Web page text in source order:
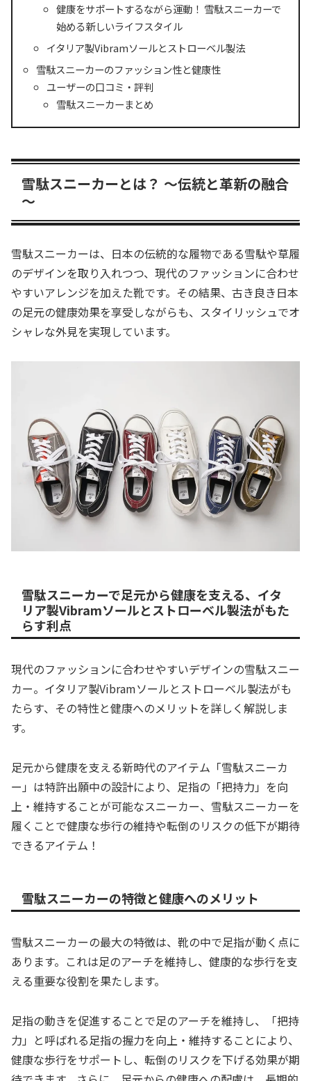
健康をサポートするながら運動！ 雪駄スニーカーで
始める新しいライフスタイル
イタリア製Vibramソールとストローベル製法
雪駄スニーカーのファッション性と健康性
ユーザーの口コミ・評判
雪駄スニーカーまとめ
雪駄スニーカーとは？ ～伝統と革新の融合
～
雪駄スニーカーは、日本の伝統的な履物である雪駄や草履
のデザインを取り入れつつ、現代のファッションに合わせ
やすいアレンジを加えた靴です。その結果、古き良き日本
の足元の健康効果を享受しながらも、スタイリッシュでオ
シャレな外見を実現しています。
雪駄スニーカーで足元から健康を支える、イタ
リア製Vibramソールとストローベル製法がもた
らす利点
現代のファッションに合わせやすいデザインの雪駄スニー
カー。イタリア製Vibramソールとストローベル製法がも
たらす、その特性と健康へのメリットを詳しく解説しま
す。
足元から健康を支える新時代のアイテム「雪駄スニーカ
ー」は特許出願中の設計により、足指の「把持力」を向
上・維持することが可能なスニーカー、雪駄スニーカーを
履くことで健康な歩行の維持や転倒のリスクの低下が期待
できるアイテム！
雪駄スニーカーの特徴と健康へのメリット
雪駄スニーカーの最大の特徴は、靴の中で足指が動く点に
あります。これは足のアーチを維持し、健康的な歩行を支
える重要な役割を果たします。
足指の動きを促進することで足のアーチを維持し、「把持
力」と呼ばれる足指の握力を向上・維持することにより、
健康な歩行をサポートし、転倒のリスクを下げる効果が期